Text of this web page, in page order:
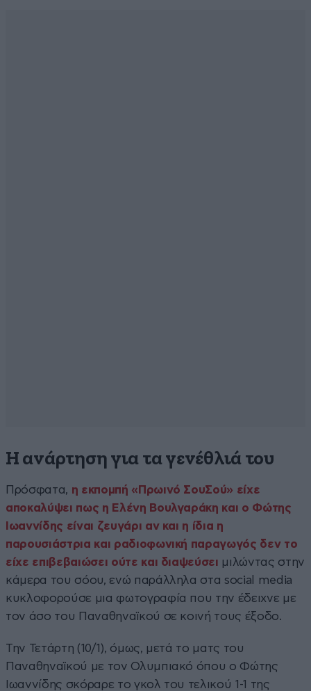
Η ανάρτηση για τα γενέθλιά του
Πρόσφατα, η εκπομπή «Πρωινό ΣουΣού» είχε
αποκαλύψει πως η Ελένη Βουλγαράκη και ο Φώτης
Ιωαννίδης είναι ζευγάρι αν και η ίδια η
παρουσιάστρια και ραδιοφωνική παραγωγός δεν το
είχε επιβεβαιώσει ούτε και διαψεύσει μιλώντας στην
κάμερα του σόου, ενώ παράλληλα στα social media
κυκλοφορούσε μια φωτογραφία που την έδειχνε με
τον άσο του Παναθηναϊκού σε κοινή τους έξοδο.
Την Τετάρτη (10/1), όμως, μετά το ματς του
Παναθηναϊκού με τον Ολυμπιακό όπου ο Φώτης
Ιωαννίδης σκόραρε το γκολ του τελικού 1-1 της